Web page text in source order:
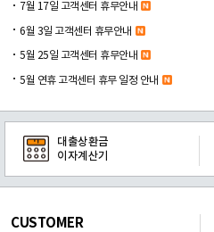
7월 17일 고객센터 휴무안내
6월 3일 고객센터 휴무안내
5월 25일 고객센터 휴무안내
5월 연휴 고객센터 휴무 일정 안내
대출상환금
이자계산기
CUSTOMER